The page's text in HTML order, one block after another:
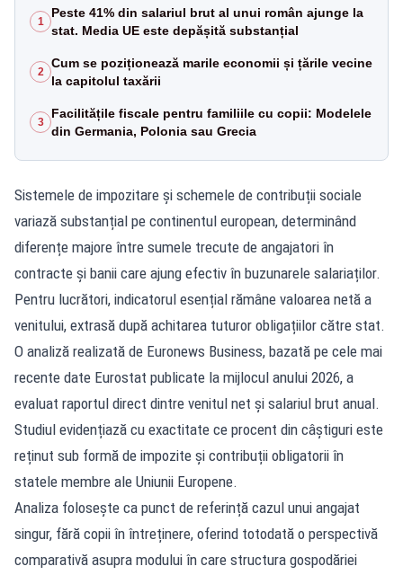
1
Peste 41% din salariul brut al unui român ajunge la
stat. Media UE este depășită substanțial
2
Cum se poziționează marile economii și țările vecine
la capitolul taxării
3
Facilitățile fiscale pentru familiile cu copii: Modelele
din Germania, Polonia sau Grecia
Sistemele de impozitare și schemele de contribuții sociale
variază substanțial pe continentul european, determinând
diferențe majore între sumele trecute de angajatori în
contracte și banii care ajung efectiv în buzunarele salariaților.
Pentru lucrători, indicatorul esențial rămâne valoarea netă a
venitului, extrasă după achitarea tuturor obligațiilor către stat.
O analiză realizată de Euronews Business, bazată pe cele mai
recente date Eurostat publicate la mijlocul anului 2026, a
evaluat raportul direct dintre venitul net și salariul brut anual.
Studiul evidențiază cu exactitate ce procent din câștiguri este
reținut sub formă de impozite și contribuții obligatorii în
statele membre ale Uniunii Europene.
Analiza folosește ca punct de referință cazul unui angajat
singur, fără copii în întreținere, oferind totodată o perspectivă
comparativă asupra modului în care structura gospodăriei